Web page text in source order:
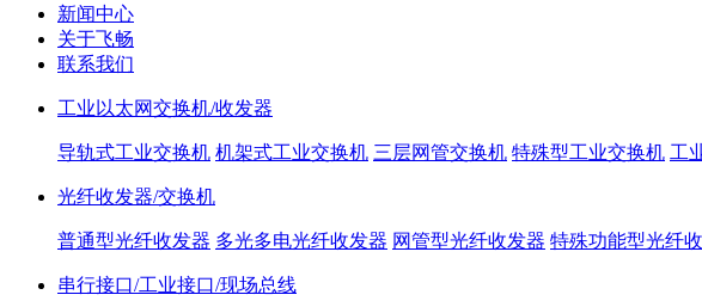
新闻中心
关于飞畅
联系我们
工业以太网交换机/收发器
导轨式工业交换机 机架式工业交换机 三层网管交换机 特殊型工业交换机 工
光纤收发器/交换机
普通型光纤收发器 多光多电光纤收发器 网管型光纤收发器 特殊功能型光纤
串行接口/工业接口/现场总线